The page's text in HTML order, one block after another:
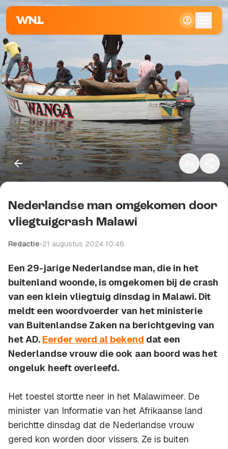
Klein
Standaard
Groot
Kopieer link
Nederlandse man omgekomen door
vliegtuigcrash Malawi
Redactie•21 augustus 2024 10:46
Een 29-jarige Nederlandse man, die in het
buitenland woonde, is omgekomen bij de crash
van een klein vliegtuig dinsdag in Malawi. Dit
meldt een woordvoerder van het ministerie
van Buitenlandse Zaken na berichtgeving van
het AD. Eerder werd al bekend dat een
Nederlandse vrouw die ook aan boord was het
ongeluk heeft overleefd.
Het toestel stortte neer in het Malawimeer. De
minister van Informatie van het Afrikaanse land
berichtte dinsdag dat de Nederlandse vrouw
gered kon worden door vissers. Ze is buiten